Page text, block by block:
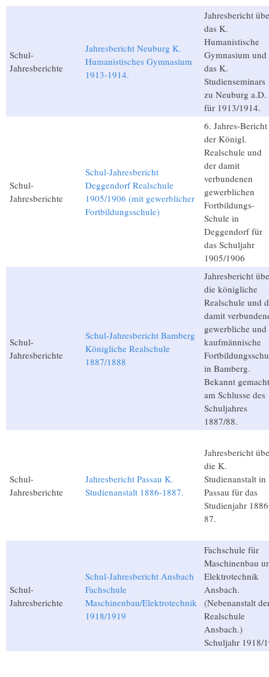
Schul-
Jahresberichte
Jahresbericht Neuburg K.
Humanistisches Gymnasium
1913-1914.
Jahresbericht
das K.
Humanistische
Gymnasium und
das K.
Studienseminars
zu Neuburg a.D.
für 1913/1914.
Schul-
Jahresberichte
Schul-Jahresbericht
Deggendorf Realschule
1905/1906 (mit gewerblicher
Fortbildungsschule)
6. Jahres-Bericht
der Königl.
Realschule und
der damit
verbundenen
gewerblichen
Fortbildungs-
Schule in
Deggendorf für
das Schuljahr
1905/1906
Schul-
Jahresberichte
Schul-Jahresbericht Bamberg
Königliche Realschule
1887/1888
Jahresbericht
die königliche
Realschule und
damit
gewerbliche und
kaufmännische
in Bamberg.
Bekannt gemacht
am Schlusse des
Schuljahres
1887/88.
Schul-
Jahresberichte
Jahresbericht Passau K.
Studienanstalt 1886-1887.
Jahresbericht
die K.
Studienanstalt in
Passau für das
Studienjahr
87.
Schul-
Jahresberichte
Schul-Jahresbericht Ansbach
Fachschule
Maschinenbau/Elektrotechnik
1918/1919
Fachschule für
Maschinenbau
Elektrotechnik
Ansbach.
(Nebenanstalt
Realschule
Ansbach.)
Schuljahr 1918/